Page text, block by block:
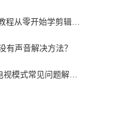
pr视频剪辑教程新手入门从零开始-pr教程从零开始学剪辑全集免费
有声音解决方法？
switch电视模式怎么调节音量-switch电视模式常见问题解决方案